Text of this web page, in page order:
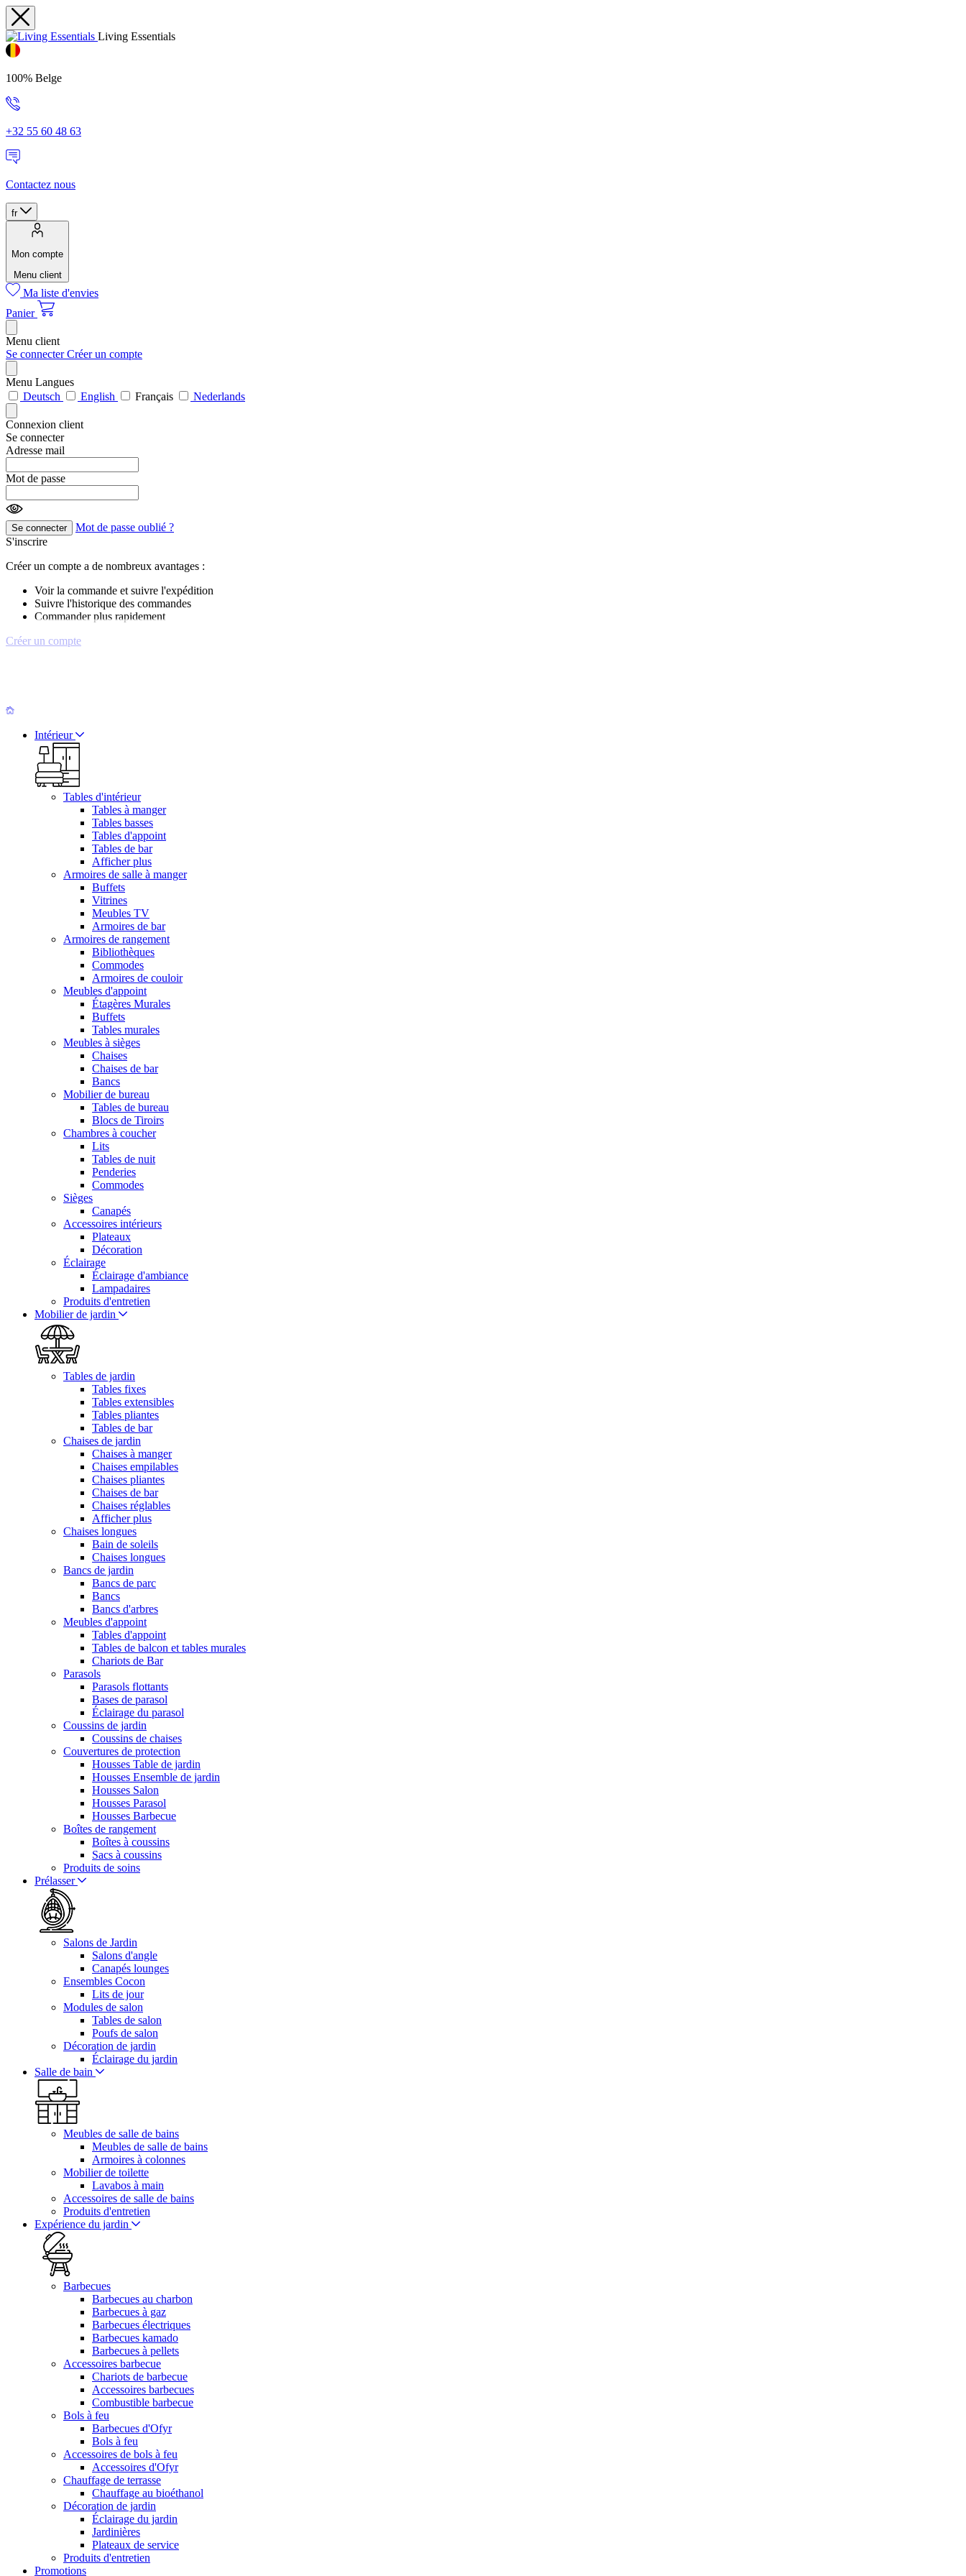
Living Essentials
100% Belge
+32 55 60 48 63
Contactez nous
fr
Mon compte
Menu client
Ma liste d'envies
Panier
Menu client
Se connecterCréer un compte
Menu Langues
Deutsch
English Français Nederlands
Connexion client
Se connecter
Adresse mail
Mot de passe
Se connecter
Mot de passe oublié ?
S'inscrire
Créer un compte a de nombreux avantages :
Voir la commande et suivre l'expédition
Suivre l'historique des commandes
Commander plus rapidement
Créer un compte
Intérieur
Tables d'intérieur
Tables à manger
Tables basses
Tables d'appoint
Tables de bar
Afficher plus
Armoires de salle à manger
Buffets
Vitrines
Meubles TV
Armoires de bar
Armoires de rangement
Bibliothèques
Commodes
Armoires de couloir
Meubles d'appoint
Étagères Murales
Buffets
Tables murales
Meubles à sièges
Chaises
Chaises de bar
Bancs
Mobilier de bureau
Tables de bureau
Blocs de Tiroirs
Chambres à coucher
Lits
Tables de nuit
Penderies
Commodes
Sièges
Canapés
Accessoires intérieurs
Plateaux
Décoration
Éclairage
Éclairage d'ambiance
Lampadaires
Produits d'entretien
Mobilier de jardin
Tables de jardin
Tables fixes
Tables extensibles
Tables pliantes
Tables de bar
Chaises de jardin
Chaises à manger
Chaises empilables
Chaises pliantes
Chaises de bar
Chaises réglables
Afficher plus
Chaises longues
Bain de soleils
Chaises longues
Bancs de jardin
Bancs de parc
Bancs
Bancs d'arbres
Meubles d'appoint
Tables d'appoint
Tables de balcon et tables murales
Chariots de Bar
Parasols
Parasols flottants
Bases de parasol
Éclairage du parasol
Coussins de jardin
Coussins de chaises
Couvertures de protection
Housses Table de jardin
Housses Ensemble de jardin
Housses Salon
Housses Parasol
Housses Barbecue
Boîtes de rangement
Boîtes à coussins
Sacs à coussins
Produits de soins
Prélasser
Salons de Jardin
Salons d'angle
Canapés lounges
Ensembles Cocon
Lits de jour
Modules de salon
Tables de salon
Poufs de salon
Décoration de jardin
Éclairage du jardin
Salle de bain
Meubles de salle de bains
Meubles de salle de bains
Armoires à colonnes
Mobilier de toilette
Lavabos à main
Accessoires de salle de bains
Produits d'entretien
Expérience du jardin
Barbecues
Barbecues au charbon
Barbecues à gaz
Barbecues électriques
Barbecues kamado
Barbecues à pellets
Accessoires barbecue
Chariots de barbecue
Accessoires barbecues
Combustible barbecue
Bols à feu
Barbecues d'Ofyr
Bols à feu
Accessoires de bols à feu
Accessoires d'Ofyr
Chauffage de terrasse
Chauffage au bioéthanol
Décoration de jardin
Éclairage du jardin
Jardinières
Plateaux de service
Produits d'entretien
Promotions